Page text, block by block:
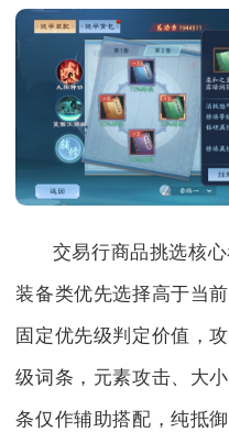
交易行商品挑选核
装备类优先选择高于当
固定优先级判定价值，
级词条，元素攻击、大
条仅作辅助搭配，纯抵